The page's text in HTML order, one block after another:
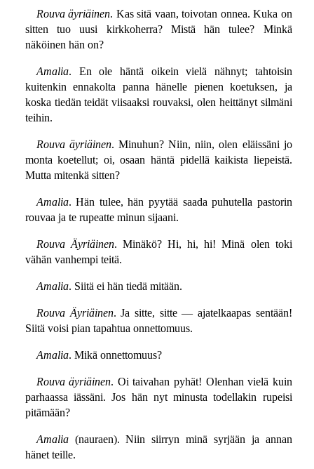
Rouva äyriäinen. Kas sitä vaan, toivotan onnea. Kuka on
sitten tuo uusi kirkkoherra? Mistä hän tulee? Minkä
näköinen hän on?
Amalia. En ole häntä oikein vielä nähnyt; tahtoisin
kuitenkin ennakolta panna hänelle pienen koetuksen, ja
koska tiedän teidät viisaaksi rouvaksi, olen heittänyt silmäni
teihin.
Rouva äyriäinen. Minuhun? Niin, niin, olen eläissäni jo
monta koetellut; oi, osaan häntä pidellä kaikista liepeistä.
Mutta mitenkä sitten?
Amalia. Hän tulee, hän pyytää saada puhutella pastorin
rouvaa ja te rupeatte minun sijaani.
Rouva Äyriäinen. Minäkö? Hi, hi, hi! Minä olen toki
vähän vanhempi teitä.
Amalia. Siitä ei hän tiedä mitään.
Rouva Äyriäinen. Ja sitte, sitte — ajatelkaapas sentään!
Siitä voisi pian tapahtua onnettomuus.
Amalia. Mikä onnettomuus?
Rouva äyriäinen. Oi taivahan pyhät! Olenhan vielä kuin
parhaassa iässäni. Jos hän nyt minusta todellakin rupeisi
pitämään?
Amalia(nauraen). Niin siirryn minä syrjään ja annan
hänet teille.